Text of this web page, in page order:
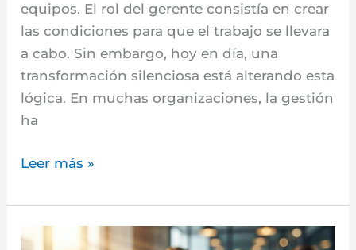
equipos. El rol del gerente consistía en crear
las condiciones para que el trabajo se llevara
a cabo. Sin embargo, hoy en día, una
transformación silenciosa está alterando esta
lógica. En muchas organizaciones, la gestión
ha
Leer más »
¿Su